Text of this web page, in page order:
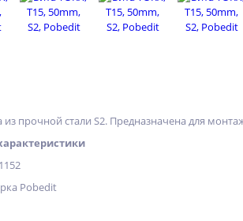
из прочной стали S2. Предназначена для
Pobedit